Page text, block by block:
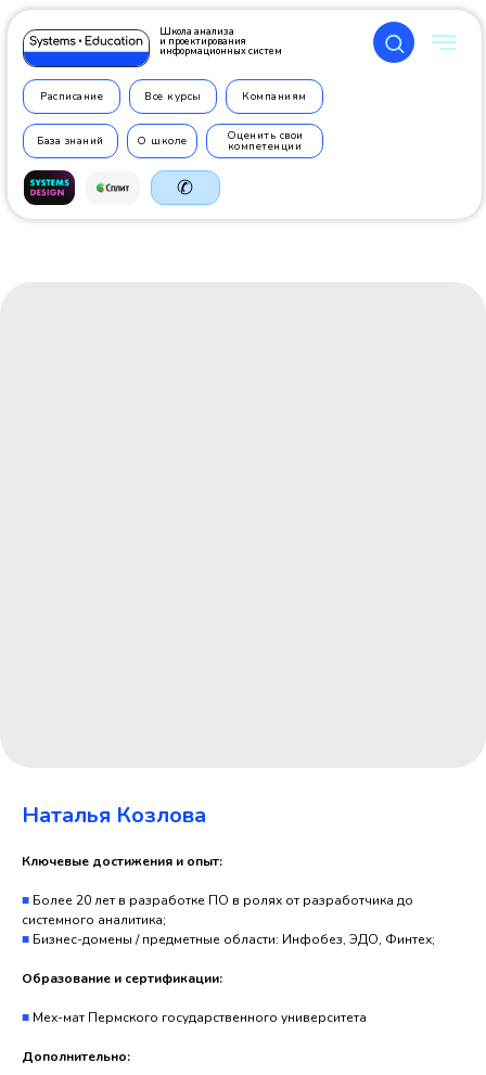
Школа анализа
и проектирования
информационных систем
Расписание Все курсы Компаниям
Оценить свои
компетенции
База знаний О школе
✆
Наталья Козлова
Ключевые достижения и опыт:
■ Более 20 лет в разработке ПО в ролях от разработчика до
системного аналитика;
■ Бизнес-домены / предметные области: Инфобез, ЭДО, Финтех;
Образование и сертификации:
■ Мех-мат Пермского государственного университета
Дополнительно: